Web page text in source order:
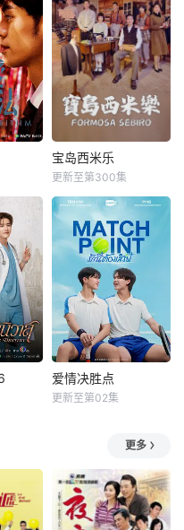
宝岛西米乐
更新至第300集
爱情决胜点
更新至第02集
更多